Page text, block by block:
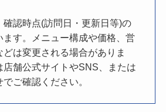
確認時点(訪問日・更新日等)の
す。メニュー構成や価格、営
は変更される場合がありま
店舗公式サイトやSNS、または
ご確認ください。